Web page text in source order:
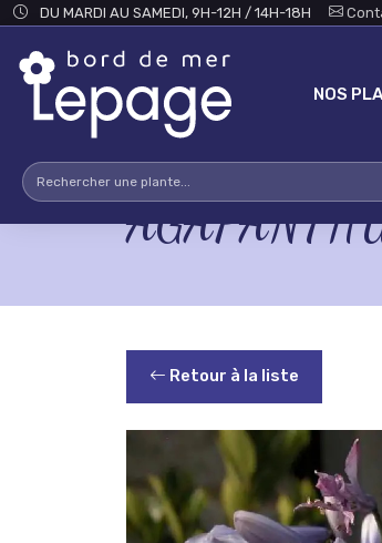
Skip to main content
DU MARDI AU SAMEDI, 9H-12H / 14H-18H
NOS
Retour à la liste